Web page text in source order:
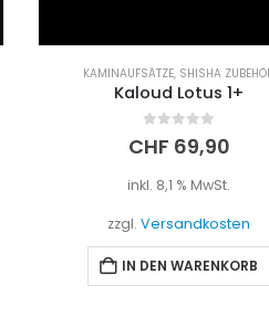
KAMINAUFSÄTZE, SHISHA
Kaloud Lotus 1+
out of 5
CHF 69,90
inkl. 8,1 % MwSt.
zzgl. Versandkosten
IN DEN WARENKORB